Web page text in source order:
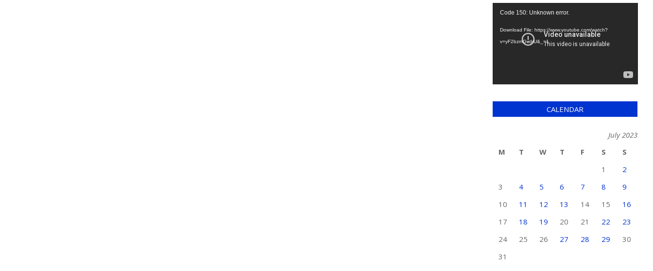
Video
Code 150: Unknown error.
Download File: https://www.youtube.com/watch?
v=yF2bzmGvdrU&_=1
CALENDAR
July 2023
M
T W T F S
S
1
2
3
4 5 6 7 8
9
10
11 12 13 14 15
16
17
18 19 20 21 22
23
24
25 26 27 28 29
30
31